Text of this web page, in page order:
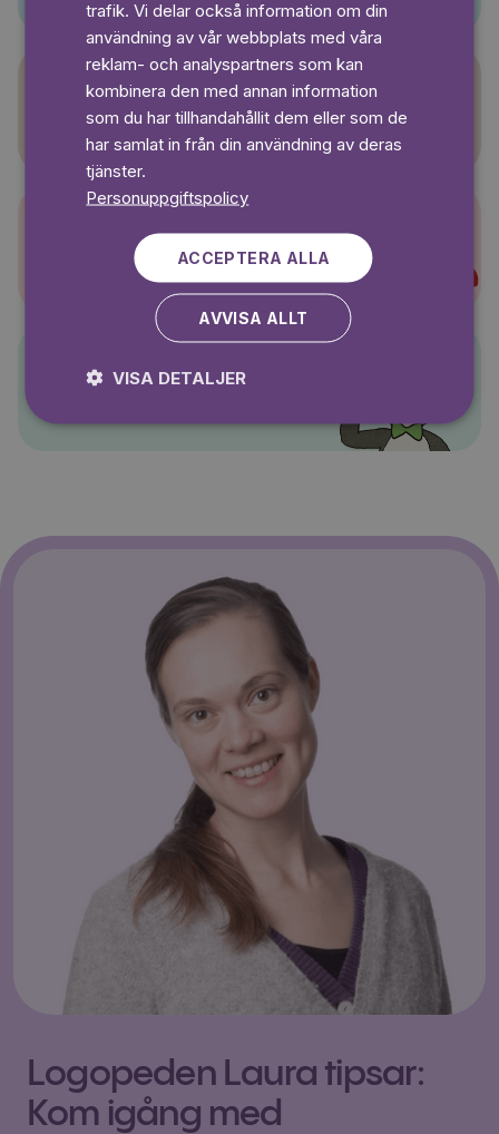
Sagasagor
Super-Charlie
Pelle Svanslös
Logopeden Laura tipsar:
Kom igång med
trafik. Vi delar också information om din
användning av vår webbplats med våra
reklam- och analyspartners som kan
kombinera den med annan information
som du har tillhandahållit dem eller som de
har samlat in från din användning av deras
tjänster.
Personuppgiftspolicy
ACCEPTERA ALLA
AVVISA ALLT
VISA DETALJER